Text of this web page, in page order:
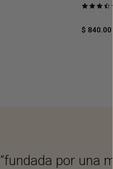
Puntuado
de
$ 840.00
“fundada por una